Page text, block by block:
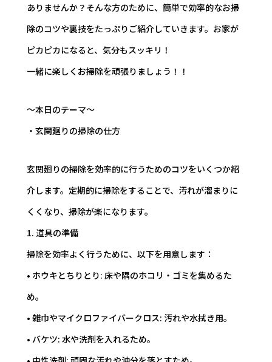
ありませんか？そんな方のために、簡単で効率的なお掃
除のコツや裏技をたっぷりご紹介していきます。お家が
ピカピカになると、気分もスッキリ！
一緒に楽しくお掃除を頑張りましょう！！
～本日のテーマ～
・玄関廻りの掃除の仕方
玄関廻りの掃除を効率的に行うためのコツをいくつか紹
介します。定期的に掃除をすることで、汚れが溜まりに
くくなり、掃除が楽になります。
1. 道具の準備
掃除を効率よく行うために、以下を用意します：
• ホウキとちりとり: 床や隅のホコリ・ゴミを集めるた
め。
• 雑巾やマイクロファイバークロス: 汚れや水拭き用。
• バケツ: 水や洗剤を入れるため。